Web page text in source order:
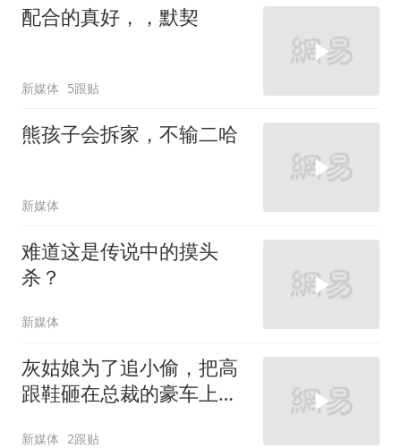
配合的真好，，默契
新媒体 5跟贴
熊孩子会拆家，不输二哈
新媒体
难道这是传说中的摸头
杀？
新媒体
灰姑娘为了追小偷，把高
跟鞋砸在总裁的豪车上，
新媒体 2跟贴